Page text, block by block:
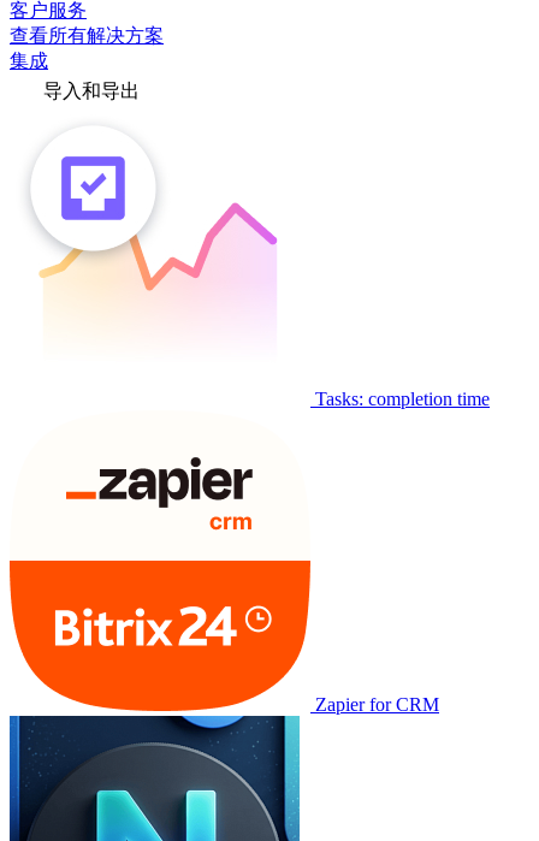
客户服务
查看所有解决方案
集成
导入和导出
Tasks: completion time
Zapier for CRM